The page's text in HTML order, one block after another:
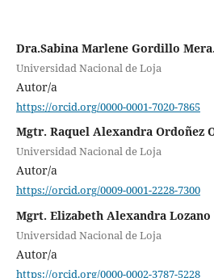
Dra.Sabina Marlene Gordillo
Universidad Nacional de Loja
Autor/a
https://orcid.org/0000-0001-7020-7865
Mgtr. Raquel Alexandra Ordoñez
Universidad Nacional de Loja
Autor/a
https://orcid.org/0009-0001-2228-7300
Mgrt. Elizabeth Alexandra
Universidad Nacional de Loja
Autor/a
https://orcid.org/0000-0002-3787-5228